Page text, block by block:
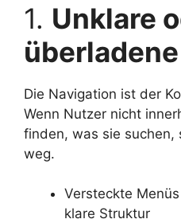
1. Unklare
Die Navigation ist der
Wenn Nutzer nicht
finden, was sie suchen,
weg.
Versteckte
klare Struktur